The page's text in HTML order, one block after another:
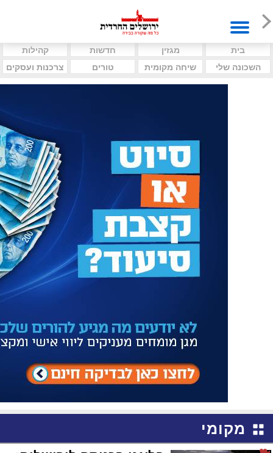
בית מגזין חדשות
קהילות
השכונה שלי
שיחה מקומית טורים צרכנות ועסקים
מקומי